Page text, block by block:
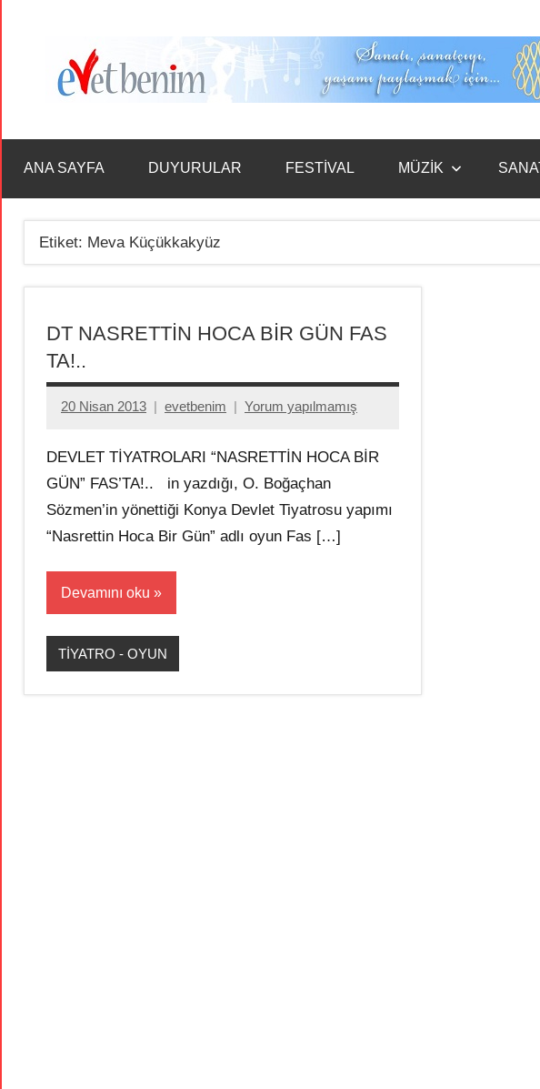
ANA SAYFA DUYURULAR FESTİVAL MÜZİK
Etiket: Meva Küçükkakyüz
DT NASRETTİN HOCA BİR GÜN FAS
TA!..
20 Nisan 2013 evetbenim Yorum yapılmamış
DEVLET TİYATROLARI “NASRETTİN HOCA BİR
GÜN” FAS’TA!.. in yazdığı, O. Boğaçhan
Sözmen’in yönettiği Konya Devlet Tiyatrosu yapımı
“Nasrettin Hoca Bir Gün” adlı oyun Fas […]
Devamını oku
TİYATRO - OYUN